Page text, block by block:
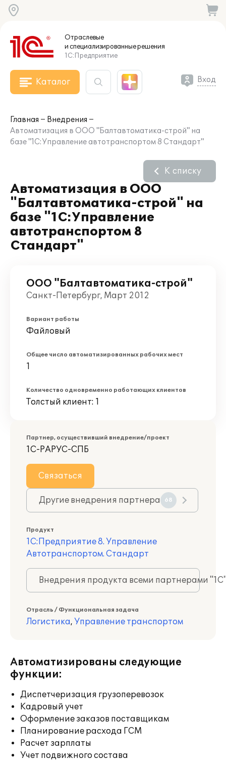
Отраслевые
и специализированныерешения
1С:Предприятие
Каталог Вход
Главная
Внедрения
Автоматизация в ООО "Балтавтоматика-строй" на
базе "1С:Управление автотранспортом 8 Стандарт"
Автоматизация в ООО
"Балтавтоматика-строй" на
базе "1С:Управление
автотранспортом 8
Стандарт"
К списку
ООО "Балтавтоматика-строй"
Санкт-Петербург, Март 2012
Вариант работы
Файловый
Общее число автоматизированных рабочих мест
1
Количество одновременно работающих клиентов
Толстый клиент: 1
Партнер, осуществивший внедрение/проект
1С-РАРУС-СПБ
Связаться
Другие внедрения партнера 68
Продукт
1С:Предприятие 8. Управление
Автотранспортом. Стандарт
Внедрения продукта всеми партнерами
Отрасль / Функциональная задача
Логистика, Управление транспортом
Автоматизированы следующие
функции:
Диспетчеризация грузоперевозок
Кадровый учет
Оформление заказов поставщикам
Планирование расхода ГСМ
Расчет зарплаты
Учет подвижного состава